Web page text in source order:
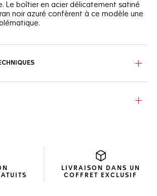
Le boîtier en acier délicatement satiné
noir azuré confèrent à ce modèle une
prête à être portée en déplacement.
LIVRAISON DANS UN
COFFRET EXCLUSIF